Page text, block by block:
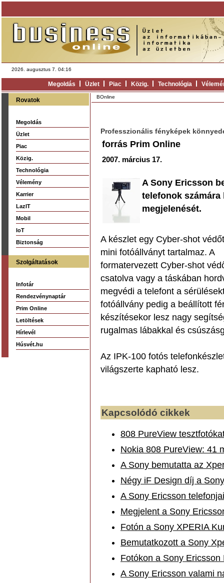
2026. augusztus 7. 04:16
Megoldás Üzlet Piac Közig. Technológia
Rovatok
Megoldás
Üzlet
Piac
Közig.
Technológia
Vélemény
Karrier
LazIT
Mobil
IoT
Biztonság
Szolgáltatások
Infotár
Rendezvénynaptár
Prim Online
Letöltések
Hírlevél
Húsvét.hu
BOnline
Professzionális fényképek
forrás Prim Online
2007. március 17.
A Sony Ericsson
telefonok
megjelenését.
A készlet egy Cyber-shot
mini fotóállványt tartalmaz. A
formatervezett Cyber-shot
csatolva vagy a táskában
megvédi a telefont a
fotóállvány pedig a beállított
készítésekor lesz nagy
rugalmas lábakkal és
Az IPK-100 fotós
világszerte kapható lesz.
Kapcsolódó cikkek
808 PureView
Nokia 808 PureView: 41
A Sony bemutatta az
Négy iF Design díj a
A Sony Ericsson
Megjelent a Sony
Fotón a Sony XPERIA
Bemutatkozott a Sony
Fotókon a Sony Ericsson
A Sony Ericsson valami